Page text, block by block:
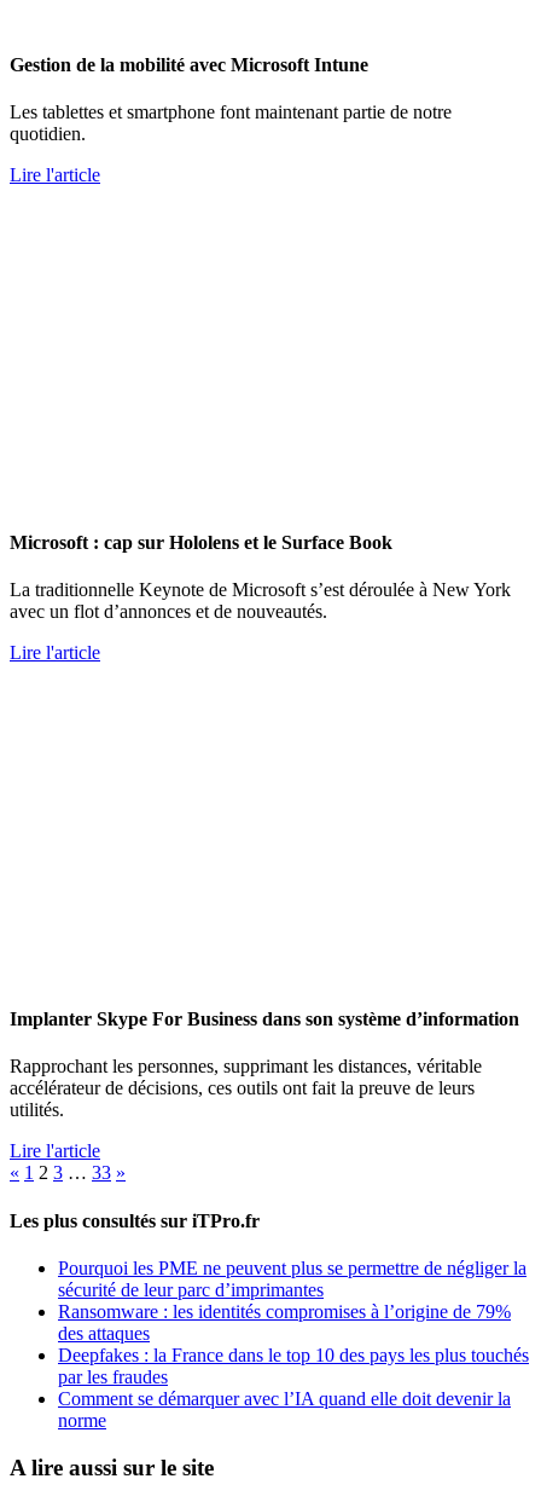
Gestion de la mobilité avec Microsoft Intune
Les tablettes et smartphone font maintenant partie de notre
quotidien.
Lire l'article
Microsoft : cap sur Hololens et le Surface Book
La traditionnelle Keynote de Microsoft s’est déroulée à New York
avec un flot d’annonces et de nouveautés.
Lire l'article
Implanter Skype For Business dans son système d’information
Rapprochant les personnes, supprimant les distances, véritable
accélérateur de décisions, ces outils ont fait la preuve de leurs
utilités.
Lire l'article
Pagination
des
« 1 2 3 … 33 »
Les plus consultés sur iTPro.fr
Pourquoi les PME ne peuvent plus se permettre de négliger la
sécurité de leur parc d’imprimantes
Ransomware : les identités compromises à l’origine de 79%
des attaques
Deepfakes : la France dans le top 10 des pays les plus touchés
par les fraudes
Comment se démarquer avec l’IA quand elle doit devenir la
norme
A lire aussi sur le site